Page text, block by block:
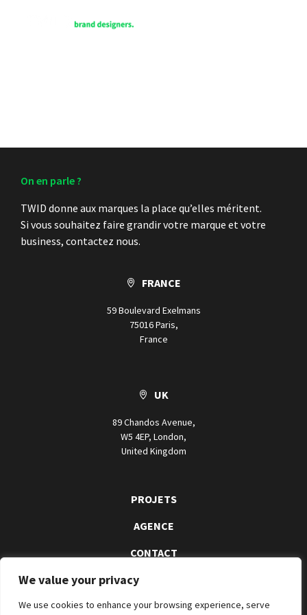
We value your privacy
We use cookies to enhance your browsing experience, serve
On en parle ?
TWID donne aux marques la place qu’elles méritent.
Si vous souhaitez faire grandir votre marque et votre
business, contactez nous.
FRANCE
59 Boulevard Exelmans
75016 Paris,
France
UK
89 Chandos Avenue,
W5 4EP, London,
United Kingdom
PROJETS
AGENCE
CONTACT